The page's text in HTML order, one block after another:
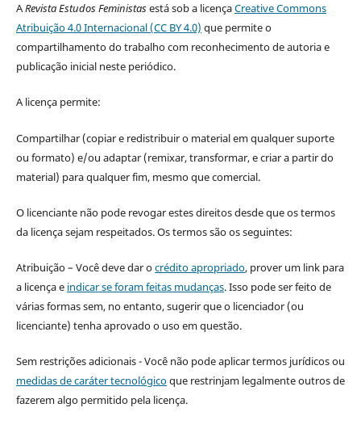
ARevista Estudos Feministasestá sob a licençaCreative Commons
Atribuição 4.0 Internacional (CC BY 4.0) que permite o
compartilhamento do trabalho com reconhecimento de autoria e
publicação inicial neste periódico.
A licença permite:
Compartilhar (copiar e redistribuir o material em qualquer suporte
ou formato) e/ou adaptar (remixar, transformar, e criar a partir do
material) para qualquer fim, mesmo que comercial.
O licenciante não pode revogar estes direitos desde que os termos
da licença sejam respeitados. Os termos são os seguintes:
Atribuição – Você deve dar ocrédito apropriado, prover um link para
a licença e indicar se foram feitas mudanças. Isso pode ser feito de
várias formas sem, no entanto, sugerir que o licenciador (ou
licenciante) tenha aprovado o uso em questão.
Sem restrições adicionais - Você não pode aplicar termos jurídicos ou
medidas de caráter tecnológicoque restrinjam legalmente outros de
fazerem algo permitido pela licença.